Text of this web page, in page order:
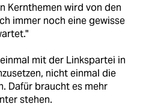
Kernthemen wird von den
immer noch eine gewisse
mit der Linkspartei in
nicht einmal die
Dafür braucht es mehr
stehen.